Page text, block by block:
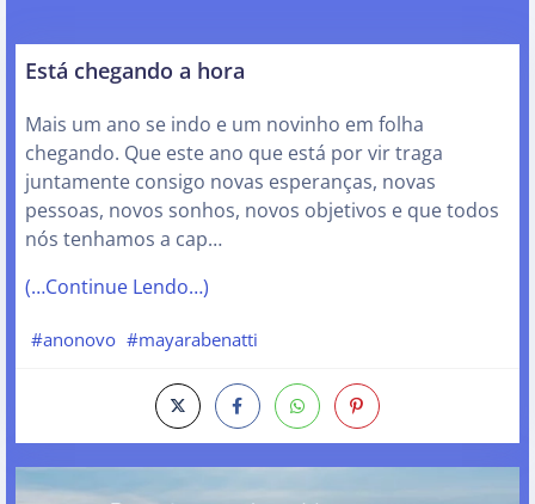
Está chegando a hora
Mais um ano se indo e um novinho em folha
chegando. Que este ano que está por vir traga
juntamente consigo novas esperanças, novas
pessoas, novos sonhos, novos objetivos e que todos
nós tenhamos a cap…
(…Continue Lendo…)
#anonovo #mayarabenatti